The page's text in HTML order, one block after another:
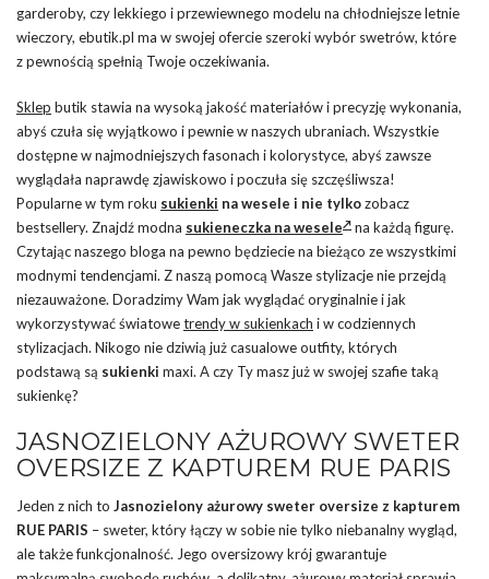
garderoby, czy lekkiego i przewiewnego modelu na chłodniejsze letnie
wieczory, ebutik.pl ma w swojej ofercie szeroki wybór swetrów, które
z pewnością spełnią Twoje oczekiwania.
Sklep butik stawia na wysoką jakość materiałów i precyzję wykonania,
abyś czuła się wyjątkowo i pewnie w naszych ubraniach. Wszystkie
dostępne w najmodniejszych fasonach i kolorystyce, abyś zawsze
wyglądała naprawdę zjawiskowo i poczuła się szczęśliwsza!
Popularne w tym roku sukienki na wesele i nie tylkozobacz
bestsellery. Znajdź modna sukieneczka na wesele
na każdą figurę.
Czytając naszego bloga na pewno będziecie na bieżąco ze wszystkimi
modnymi tendencjami. Z naszą pomocą Wasze stylizacje nie przejdą
niezauważone. Doradzimy Wam jak wyglądać oryginalnie i jak
wykorzystywać światowetrendy w sukienkach i w codziennych
stylizacjach. Nikogo nie dziwią już casualowe outfity, których
podstawą są sukienki maxi. A czy Ty masz już w swojej szafie taką
sukienkę?
JASNOZIELONY AŻUROWY SWETER
OVERSIZE Z KAPTUREM RUE PARIS
Jeden z nich to Jasnozielony ażurowy sweter oversize z kapturem
RUE PARIS – sweter, który łączy w sobie nie tylko niebanalny wygląd,
ale także funkcjonalność. Jego oversizowy krój gwarantuje